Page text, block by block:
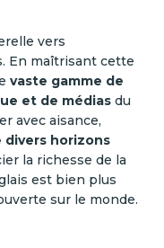
vers
En maîtrisant cette
vaste gamme de
et de médias du
avec aisance,
divers horizons
la richesse de la
est bien plus
sur le monde.